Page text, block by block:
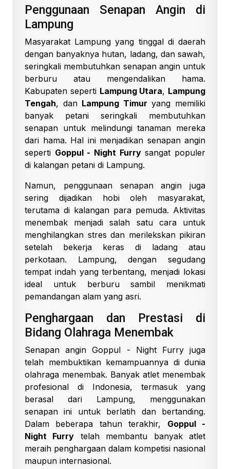
Penggunaan Senapan Angin di
Lampung
Masyarakat Lampung yang tinggal di daerah
dengan banyaknya hutan, ladang, dan sawah,
seringkali membutuhkan senapan angin untuk
berburu atau mengendalikan hama.
Kabupaten seperti Lampung Utara, Lampung
Tengah, dan Lampung Timur yang memiliki
banyak petani seringkali membutuhkan
senapan untuk melindungi tanaman mereka
dari hama. Hal ini menjadikan senapan angin
seperti Goppul - Night Furrysangat populer
di kalangan petani di Lampung.
Namun, penggunaan senapan angin juga
sering dijadikan hobi oleh masyarakat,
terutama di kalangan para pemuda. Aktivitas
menembak menjadi salah satu cara untuk
menghilangkan stres dan merilekskan pikiran
setelah bekerja keras di ladang atau
perkotaan. Lampung, dengan segudang
tempat indah yang terbentang, menjadi lokasi
ideal untuk berburu sambil menikmati
pemandangan alam yang asri.
Penghargaan dan Prestasi di
Bidang Olahraga Menembak
Senapan angin Goppul - Night Furry juga
telah membuktikan kemampuannya di dunia
olahraga menembak. Banyak atlet menembak
profesional di Indonesia, termasuk yang
berasal dari Lampung, menggunakan
senapan ini untuk berlatih dan bertanding.
Dalam beberapa tahun terakhir, Goppul -
Night Furry telah membantu banyak atlet
meraih penghargaan dalam kompetisi nasional
maupun internasional.